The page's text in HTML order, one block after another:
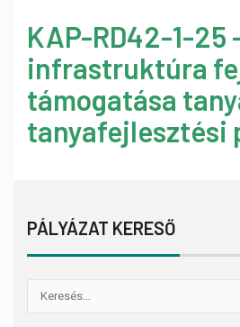
KAP-RD42-1-25
infrastruktúra
támogatása
tanyafejlesztési
PÁLYÁZAT KERESŐ